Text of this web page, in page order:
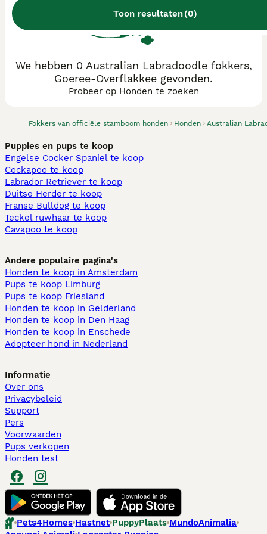
Toon resultaten(0)
Fokkers van officiële stamboom honden Honden Australian
We hebben 0 Australian Labradoodle fokkers,
Goeree-Overflakkee gevonden.
Probeer op Honden te zoeken
Puppies en pups te koop
Engelse Cocker Spaniel te koop
Cockapoo te koop
Labrador Retriever te koop
Duitse Herder te koop
Franse Bulldog te koop
Teckel ruwhaar te koop
Cavapoo te koop
Andere populaire pagina's
Honden te koop in Amsterdam
Pups te koop Limburg​
Pups te koop Friesland​
Honden te koop in Gelderland
Honden te koop in Den Haag
Honden te koop in Enschede
Adopteer hond in Nederland
Informatie
Over ons
Privacybeleid
Support
Pers
Voorwaarden
Pups verkopen
Honden test
Pets4Homes Hastnet PuppyPlaats MundoAnimalia